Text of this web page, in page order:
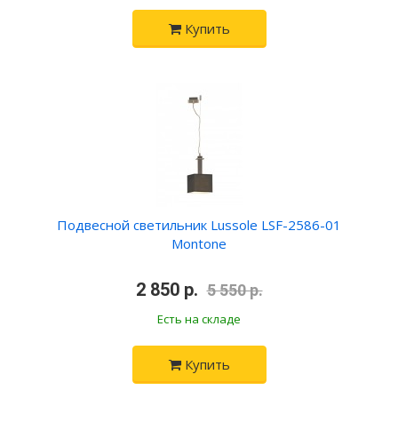
Купить
Подвесной светильник Lussole LSF-2586-01
Montone
2 850 р. 5 550 р.
Есть на складе
Купить